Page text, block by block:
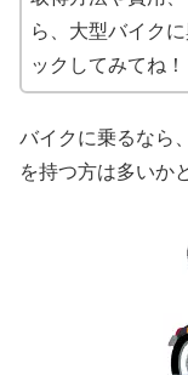
ら、大型バイク
ックしてみてね！
バイクに乗るなら
を持つ方は多いか